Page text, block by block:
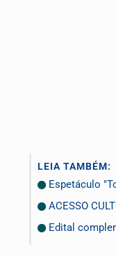
LEIA TAMBÉM:
Espetáculo
ACESSO
Edital